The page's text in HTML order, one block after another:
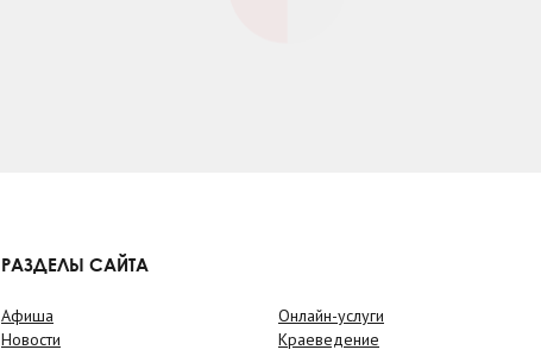
РАЗДЕЛЫ САЙТА
Афиша
Новости
Онлайн-услуги
Краеведение